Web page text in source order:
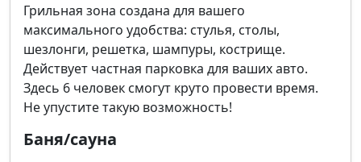
Грильная зона создана для вашего
максимального удобства: стулья, столы,
шезлонги, решетка, шампуры, кострище.
Действует частная парковка для ваших авто.
Здесь 6 человек смогут круто провести время.
Не упустите такую возможность!
Баня/сауна